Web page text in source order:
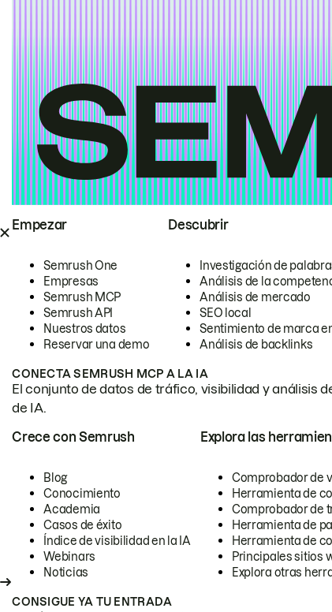
Empezar
Semrush One
Empresas
Semrush MCP
Semrush API
Nuestros datos
Reservar una demo
Descubrir
Investigación de
Análisis de la
Análisis de mercado
SEO local
Sentimiento de marca
Análisis de backlinks
CONECTA SEMRUSH MCP A LA IA
El conjunto de datos de tráfico, visibilidad y análisis
de IA.
Crece con Semrush
Blog
Conocimiento
Academia
Casos de éxito
Índice de visibilidad en la IA
Webinars
Noticias
Explora las
Comprobador de
Herramienta de
Comprobador de
Herramienta de
Herramienta de
Principales sitios
Explora otras
CONSIGUE YA TU ENTRADA